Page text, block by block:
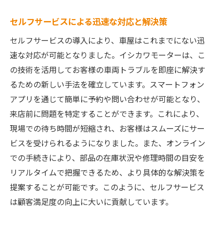
セルフサービスによる迅速な対応と解決策
セルフサービスの導入により、車屋はこれまでにない迅
速な対応が可能となりました。イシカワモーターは、こ
の技術を活用してお客様の車両トラブルを即座に解決す
るための新しい手法を確立しています。スマートフォン
アプリを通じて簡単に予約や問い合わせが可能となり、
来店前に問題を特定することができます。これにより、
現場での待ち時間が短縮され、お客様はスムーズにサー
ビスを受けられるようになりました。また、オンライン
での手続きにより、部品の在庫状況や修理時間の目安を
リアルタイムで把握できるため、より具体的な解決策を
提案することが可能です。このように、セルフサービス
は顧客満足度の向上に大いに貢献しています。